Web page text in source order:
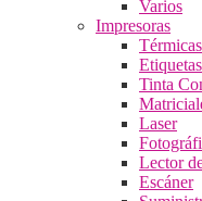
Varios
Impresoras
Térmicas
Etiquetas
Tinta
Laser
Lector
Escáner